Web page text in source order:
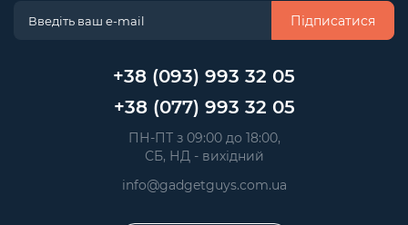
Підписатися
+38 (093) 993 32 05
+38 (077) 993 32 05
ПН-ПТ з 09:00 до 18:00,
СБ, НД - вихідний
info@gadgetguys.com.ua